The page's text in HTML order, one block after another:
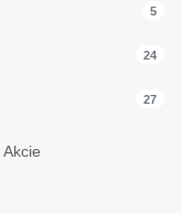
5
24
27
Akcie